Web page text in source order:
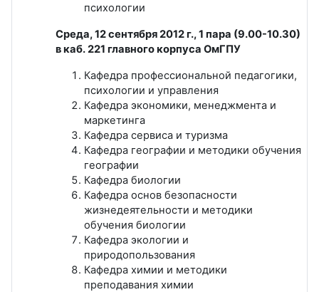
психологии
Среда, 12 сентября 2012 г., 1 пара (9.00-10.30)
в каб. 221 главного корпуса ОмГПУ
Кафедра профессиональной педагогики,
психологии и управления
Кафедра экономики, менеджмента и
маркетинга
Кафедра сервиса и туризма
Кафедра географии и методики обучения
географии
Кафедра биологии
Кафедра основ безопасности
жизнедеятельности и методики
обучения биологии
Кафедра экологии и
природопользования
Кафедра химии и методики
преподавания химии